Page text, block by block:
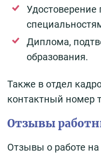
Диплома,
образования.
Также в отдел
контактный номер
Отзывы
Отзывы о работе